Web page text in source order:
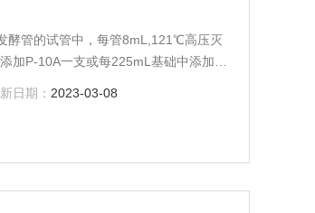
酵管的试管中，每管8mL,121℃高压灭
加P-10A一支或每225mL基础中添加P-
日期： 2023-03-08